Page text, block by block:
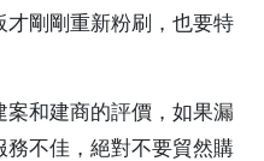
剛剛重新粉刷，也要特
和建商的評價，如果漏
不佳，絕對不要貿然購